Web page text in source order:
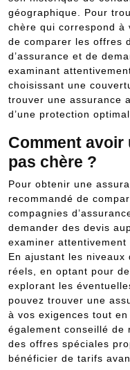
géographique. Pour
chère qui correspond à
de comparer les offres
d’assurance et de
examinant
choisissant une
trouver une assurance
d’une protection
Comment avoir
pas chère ?
Pour obtenir une
recommandé de
compagnies
demander des devis
examiner attentivement
En ajustant les niveaux
réels, en optant pour
explorant les
pouvez trouver une
à vos exigences tout
également conseillé de
des offres spéciales
bénéficier de tarifs